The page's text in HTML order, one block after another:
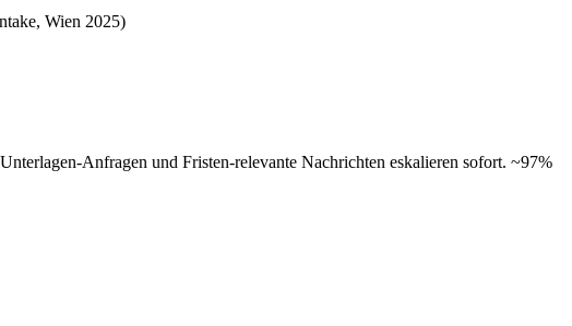
Wien 2025)
Anfragen und Fristen-relevante Nachrichten eskalieren sofort. ~97%